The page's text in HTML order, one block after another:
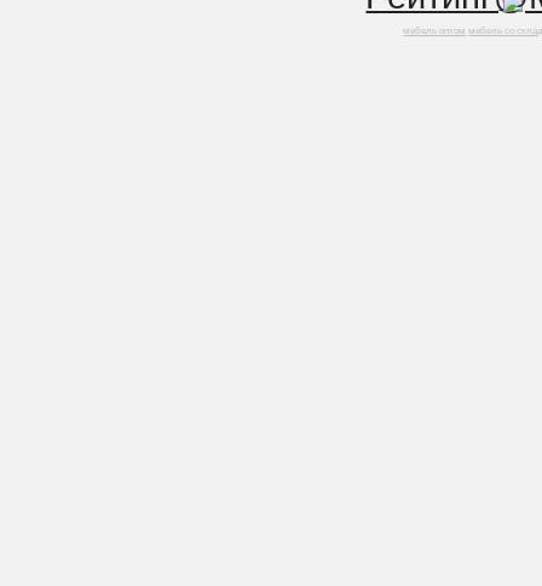
мебель оптом мебель со